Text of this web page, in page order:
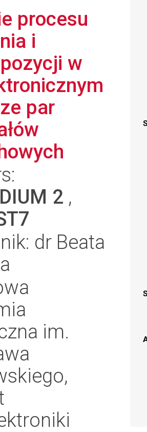
procesu
i
w
par
2 ,
dr Beata
im.